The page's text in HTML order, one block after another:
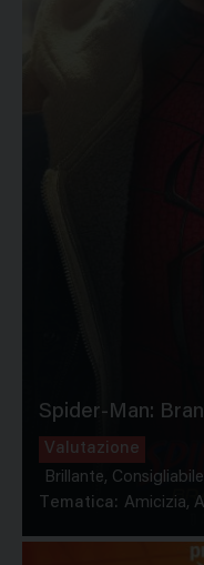
Spider-Man:
Valutazione
Brillante,
Tematica: Amicizia,